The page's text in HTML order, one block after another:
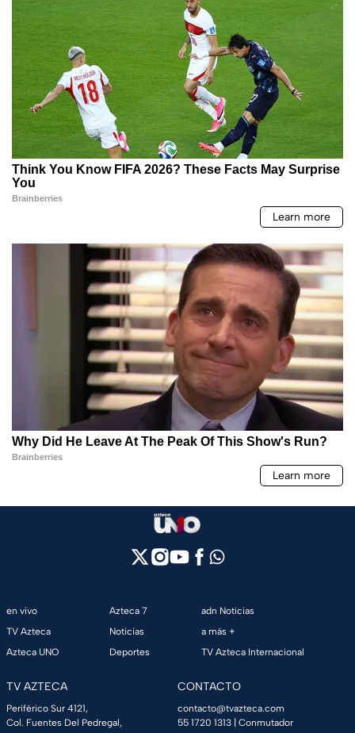
en vivo
TV Azteca
Azteca UNO
Azteca 7
Noticias
Deportes
adn Noticias
a más +
TV Azteca Internacional
TV AZTECA
Periférico Sur 4121,
Col. Fuentes Del Pedregal,
CONTACTO
contacto@tvazteca.com
55 1720 1313 | Conmutador